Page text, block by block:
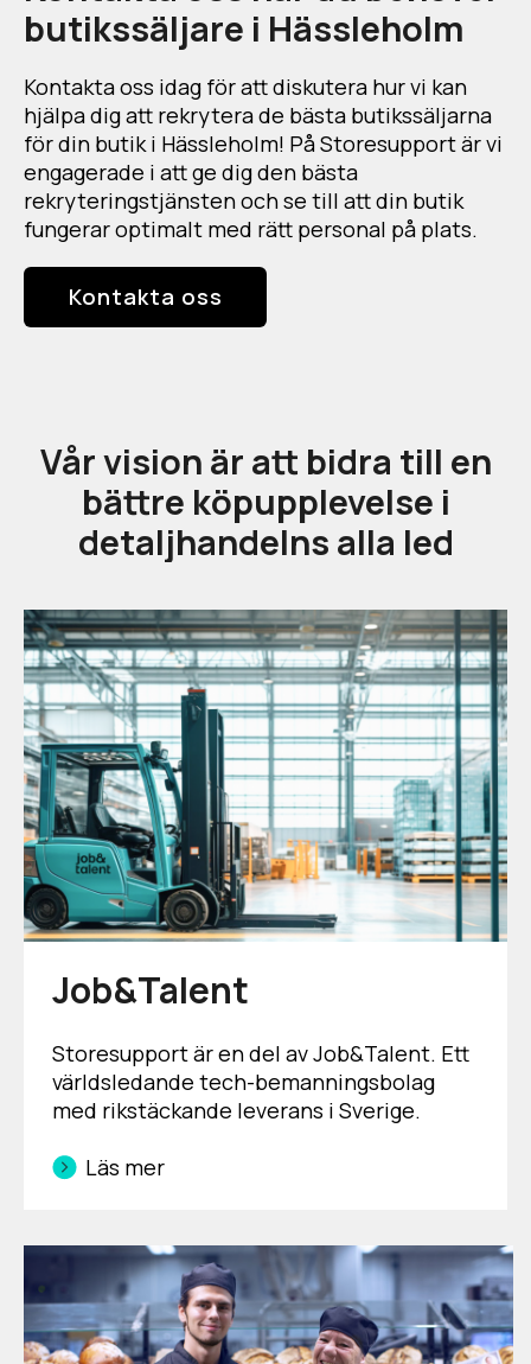
butikssäljare i Hässleholm
Kontakta oss idag för att diskutera hur vi kan
hjälpa dig att rekrytera de bästa butikssäljarna
för din butik i Hässleholm! På Storesupport är vi
engagerade i att ge dig den bästa
rekryteringstjänsten och se till att din butik
fungerar optimalt med rätt personal på plats.
Kontakta oss
Vår vision är att bidra till en
bättre köpupplevelse i
detaljhandelns alla led
Job&Talent
Storesupport är en del av Job&Talent. Ett
världsledande tech-bemanningsbolag
med rikstäckande leverans i Sverige.
Läs mer